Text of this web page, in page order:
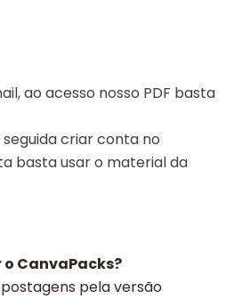
ao acesso nosso PDF basta
criar conta no
basta usar o material da
CanvaPacks?
pela versão